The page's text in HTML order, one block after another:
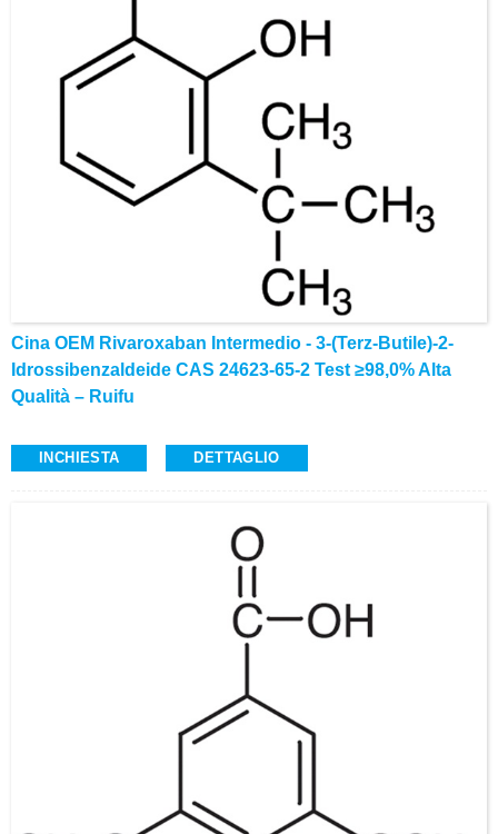
Cina OEM Rivaroxaban Intermedio - 3-(terz-Butile)-2-
Idrossibenzaldeide CAS 24623-65-2 Test ≥98,0% Alta
Qualità – Ruifu
INCHIESTA DETTAGLIO